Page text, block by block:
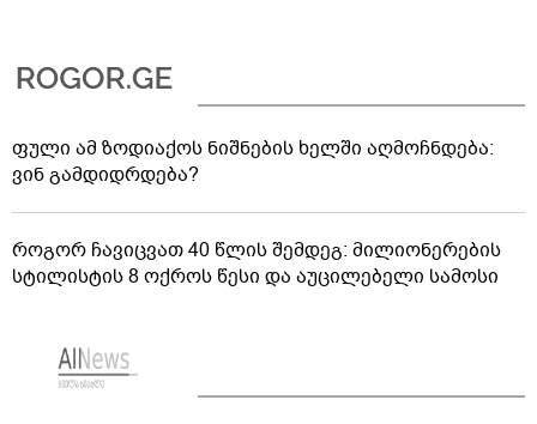
ფული ამ ზოდიაქოს ნიშნების ხელში აღმოჩნდება:
ვინ გამდიდრდება?
როგორ ჩავიცვათ 40 წლის შემდეგ: მილიონერების
სტილისტის 8 ოქროს წესი და აუცილებელი სამოსი